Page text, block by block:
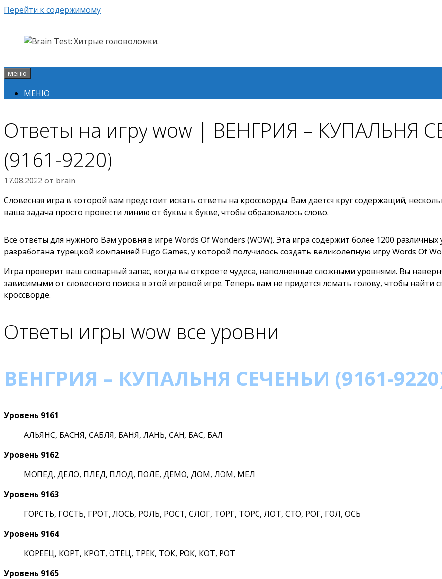
Перейти к содержимому
Меню
МЕНЮ
Ответы на игру wow | ВЕНГРИЯ – КУПАЛЬНЯ
(9161-9220)
17.08.2022 от brain
Словесная игра в которой вам предстоит искать ответы на кроссворды. Вам дается круг содержащий,
ваша задача просто провести линию от буквы к букве, чтобы образовалось слово.
Все ответы для нужного Вам уровня в игре Words Of Wonders (WOW). Эта игра содержит более 1200
разработана турецкой компанией Fugo Games, у которой получилось создать великолепную игру Words Of
Игра проверит ваш словарный запас, когда вы откроете чудеса, наполненные сложными уровнями. Вы
зависимыми от словесного поиска в этой игровой игре. Теперь вам не придется ломать голову, чтобы найти
кроссворде.
Ответы игры wow все уровни
ВЕНГРИЯ – КУПАЛЬНЯ СЕЧЕНЬИ (9161-
Уровень 9161
АЛЬЯНС, БАСНЯ, САБЛЯ, БАНЯ, ЛАНЬ, САН, БАС, БАЛ
Уровень 9162
МОПЕД, ДЕЛО, ПЛЕД, ПЛОД, ПОЛЕ, ДЕМО, ДОМ, ЛОМ, МЕЛ
Уровень 9163
ГОРСТЬ, ГОСТЬ, ГРОТ, ЛОСЬ, РОЛЬ, РОСТ, СЛОГ, ТОРГ, ТОРС, ЛОТ, СТО, РОГ, ГОЛ, ОСЬ
Уровень 9164
КОРЕЕЦ, КОРТ, КРОТ, ОТЕЦ, ТРЕК, ТОК, РОК, КОТ, РОТ
Уровень 9165